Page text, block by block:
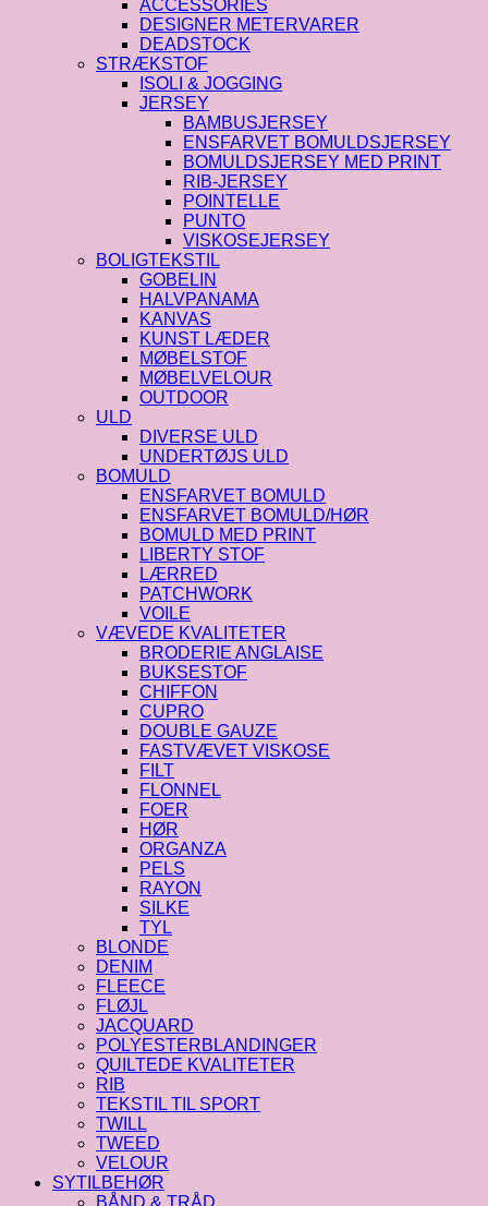
ACCESSORIES
DESIGNER METERVARER
DEADSTOCK
STRÆKSTOF
ISOLI & JOGGING
JERSEY
BAMBUSJERSEY
ENSFARVET BOMULDSJERSEY
BOMULDSJERSEY MED PRINT
RIB-JERSEY
POINTELLE
PUNTO
VISKOSEJERSEY
BOLIGTEKSTIL
GOBELIN
HALVPANAMA
KANVAS
KUNST LÆDER
MØBELSTOF
MØBELVELOUR
OUTDOOR
ULD
DIVERSE ULD
UNDERTØJS ULD
BOMULD
ENSFARVET BOMULD
ENSFARVET BOMULD/HØR
BOMULD MED PRINT
LIBERTY STOF
LÆRRED
PATCHWORK
VOILE
VÆVEDE KVALITETER
BRODERIE ANGLAISE
BUKSESTOF
CHIFFON
CUPRO
DOUBLE GAUZE
FASTVÆVET VISKOSE
FILT
FLONNEL
FOER
HØR
ORGANZA
PELS
RAYON
SILKE
TYL
BLONDE
DENIM
FLEECE
FLØJL
JACQUARD
POLYESTERBLANDINGER
QUILTEDE KVALITETER
RIB
TEKSTIL TIL SPORT
TWILL
TWEED
VELOUR
SYTILBEHØR